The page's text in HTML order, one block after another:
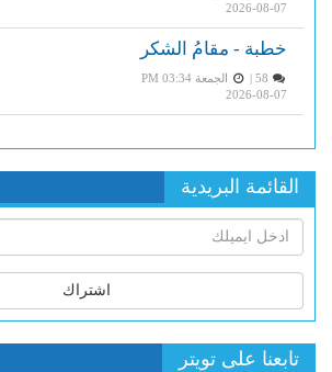
2026-08-07
خطبة - مقامُ الشكر
الجمعة PM 03:34
2026-08-07
القائمة البريدية
اشتراك
تابعنا على تويتر